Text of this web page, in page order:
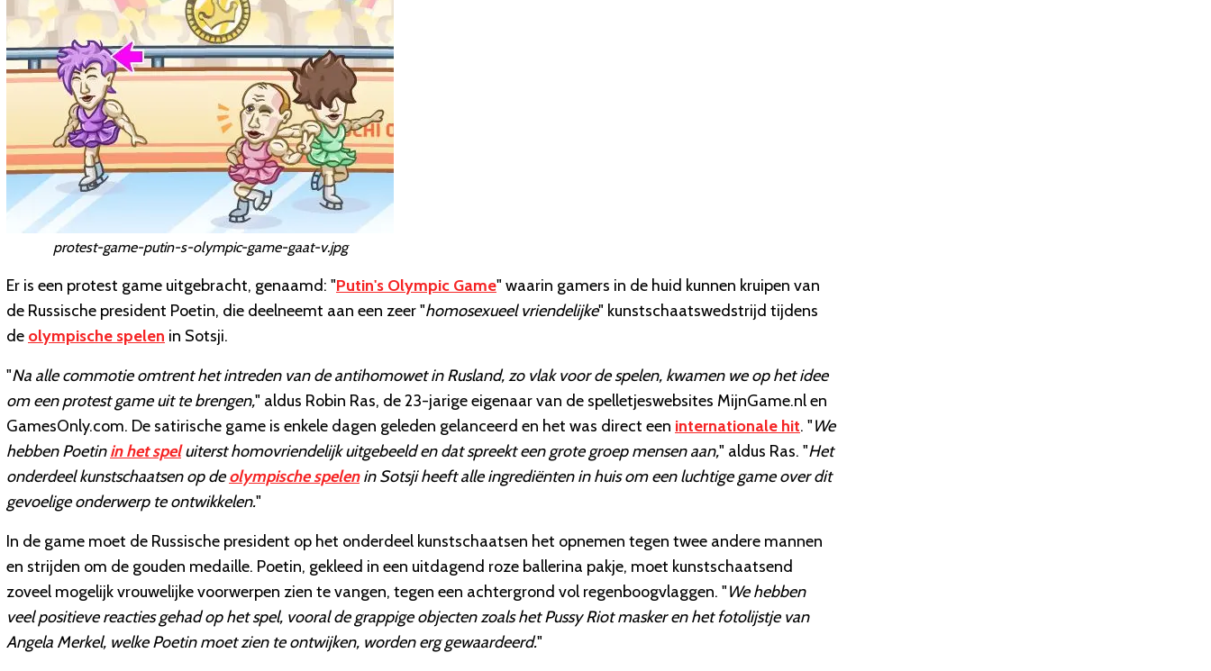
protest-game-putin-s-olympic-game-gaat-v.jpg
Er is een protest game uitgebracht, genaamd: "Putin's Olympic Game" waarin gamers in de huid kunnen kruipen van
de Russische president Poetin, die deelneemt aan een zeer "homosexueel vriendelijke" kunstschaatswedstrijd tijdens
de olympische spelen in Sotsji.
"Na alle commotie omtrent het intreden van de antihomowet in Rusland, zo vlak voor de spelen, kwamen we op het idee
om een protest game uit te brengen," aldus Robin Ras, de 23-jarige eigenaar van de spelletjeswebsites MijnGame.nl en
GamesOnly.com. De satirische game is enkele dagen geleden gelanceerd en het was direct een internationale hit. "We
hebben Poetinin het speluiterst homovriendelijk uitgebeeld en dat spreekt een grote groep mensen aan," aldus Ras. "Het
onderdeel kunstschaatsen op deolympische spelenin Sotsji heeft alle ingrediënten in huis om een luchtige game over dit
gevoelige onderwerp te ontwikkelen."
In de game moet de Russische president op het onderdeel kunstschaatsen het opnemen tegen twee andere mannen
en strijden om de gouden medaille. Poetin, gekleed in een uitdagend roze ballerina pakje, moet kunstschaatsend
zoveel mogelijk vrouwelijke voorwerpen zien te vangen, tegen een achtergrond vol regenboogvlaggen. "We hebben
veel positieve reacties gehad op het spel, vooral de grappige objecten zoals het Pussy Riot masker en het fotolijstje van
Angela Merkel, welke Poetin moet zien te ontwijken, worden erg gewaardeerd."